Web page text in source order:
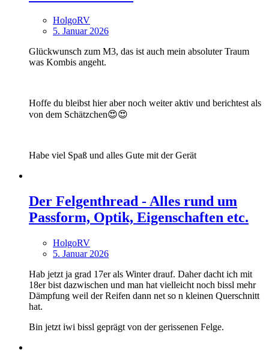
HolgoRV
5. Januar 2026
Glückwunsch zum M3, das ist auch mein absoluter Traum
was Kombis angeht.
Hoffe du bleibst hier aber noch weiter aktiv und berichtest als
von dem Schätzchen😍😍
Habe viel Spaß und alles Gute mit der Gerät
Der Felgenthread - Alles rund um
Passform, Optik, Eigenschaften etc.
HolgoRV
5. Januar 2026
Hab jetzt ja grad 17er als Winter drauf. Daher dacht ich mit
18er bist dazwischen und man hat vielleicht noch bissl mehr
Dämpfung weil der Reifen dann net so n kleinen Querschnitt
hat.
Bin jetzt iwi bissl geprägt von der gerissenen Felge.